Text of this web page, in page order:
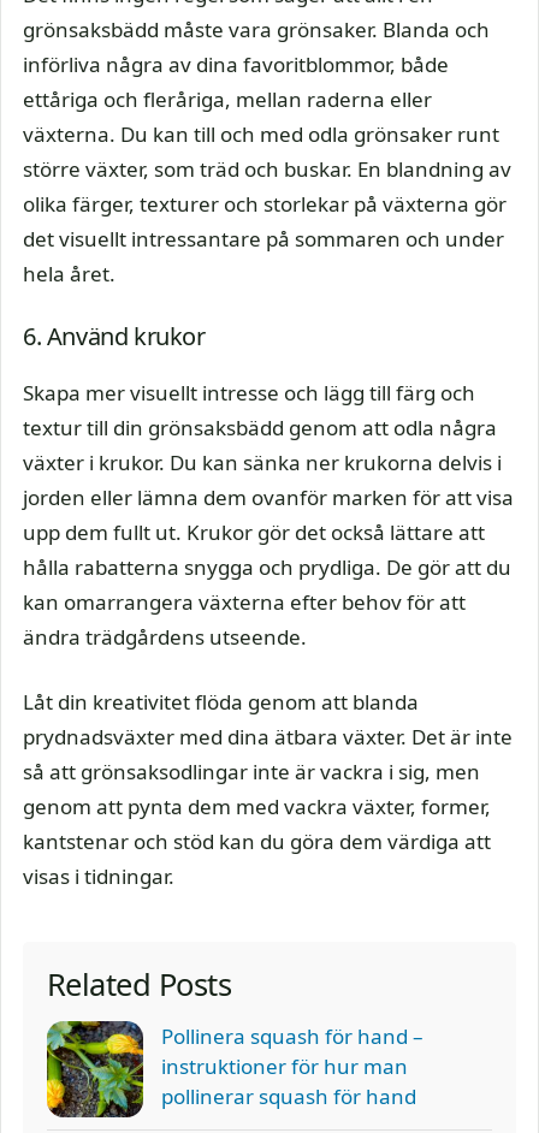
grönsaksbädd måste vara grönsaker. Blanda och
införliva några av dina favoritblommor, både
ettåriga och fleråriga, mellan raderna eller
växterna. Du kan till och med odla grönsaker runt
större växter, som träd och buskar. En blandning av
olika färger, texturer och storlekar på växterna gör
det visuellt intressantare på sommaren och under
hela året.
6. Använd krukor
Skapa mer visuellt intresse och lägg till färg och
textur till din grönsaksbädd genom att odla några
växter i krukor. Du kan sänka ner krukorna delvis i
jorden eller lämna dem ovanför marken för att visa
upp dem fullt ut. Krukor gör det också lättare att
hålla rabatterna snygga och prydliga. De gör att du
kan omarrangera växterna efter behov för att
ändra trädgårdens utseende.
Låt din kreativitet flöda genom att blanda
prydnadsväxter med dina ätbara växter. Det är inte
så att grönsaksodlingar inte är vackra i sig, men
genom att pynta dem med vackra växter, former,
kantstenar och stöd kan du göra dem värdiga att
visas i tidningar.
Related Posts
Pollinera squash för hand –
instruktioner för hur man
pollinerar squash för hand